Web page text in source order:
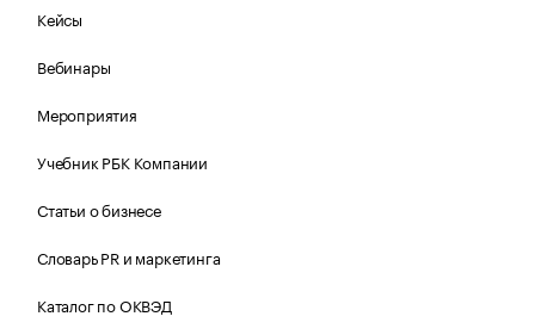
Кейсы
Вебинары
Мероприятия
Учебник РБК Компании
Статьи о бизнесе
Словарь PR и маркетинга
Каталог по ОКВЭД